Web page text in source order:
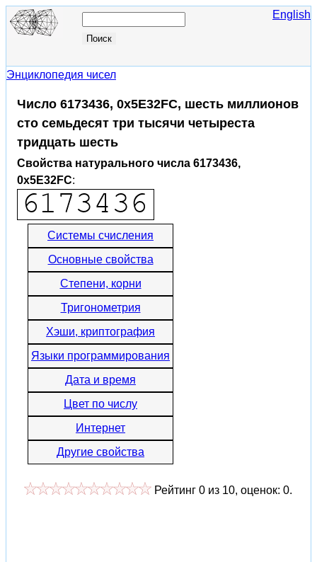
English
Энциклопедия чисел
Число 6173436, 0x5E32FC, шесть миллионов
сто семьдесят три тысячи четыреста
тридцать шесть
Свойства натурального числа 6173436,
0x5E32FC:
Системы счисления
Основные свойства
Степени, корни
Тригонометрия
Хэши, криптография
Языки программирования
Дата и время
Цвет по числу
Интернет
Другие свойства
Рейтинг 0 из 10, оценок: 0.